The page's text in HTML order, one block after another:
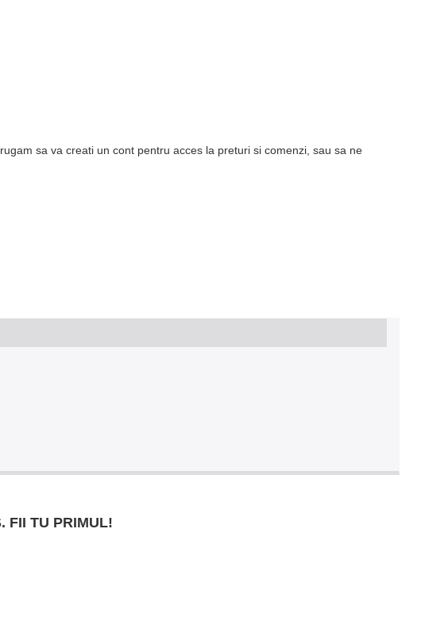
sa va creati un cont pentru acces la preturi si comenzi, sau sa ne
FII TU PRIMUL!